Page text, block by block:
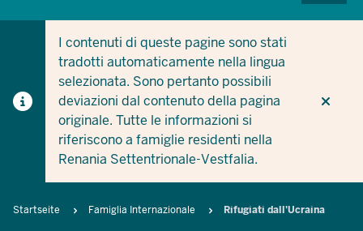
I contenuti di queste pagine sono stati
tradotti automaticamente nella lingua
selezionata. Sono pertanto possibili
deviazioni dal contenuto della pagina
originale. Tutte le informazioni si
riferiscono a famiglie residenti nella
Renania Settentrionale-Vestfalia.
Breadcrumb
Startseite Famiglia Internazionale Rifugiati dall'Ucraina